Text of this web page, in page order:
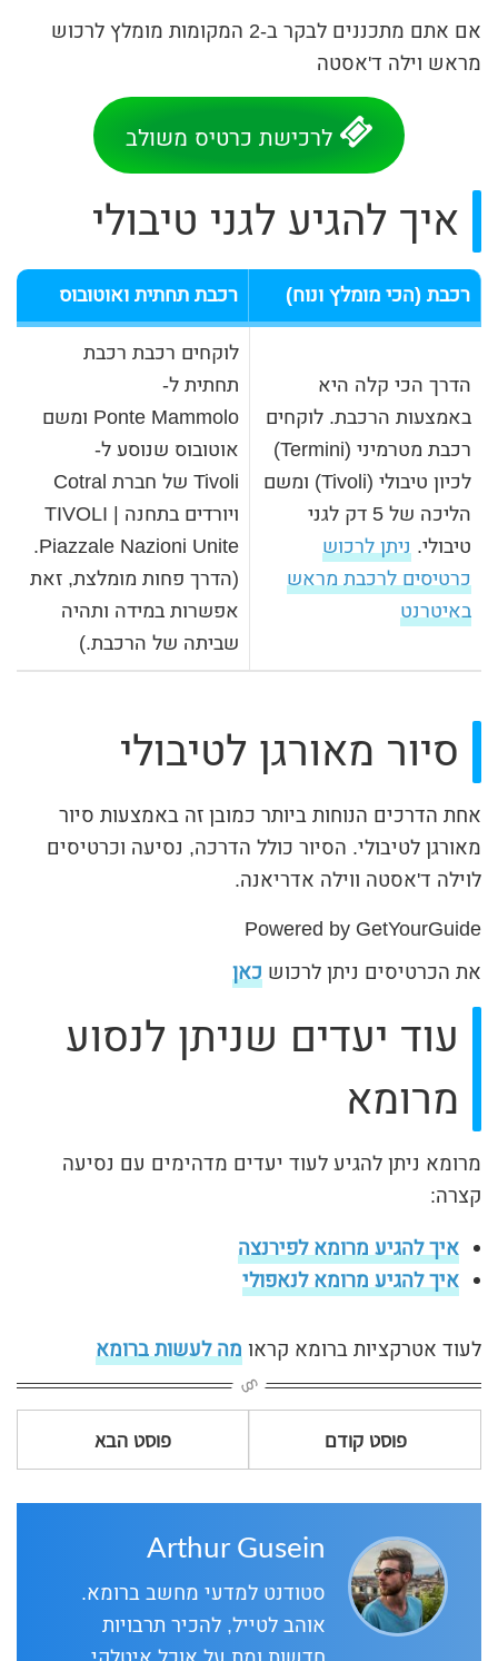
אם אתם מתכננים לבקר ב-2 המקומות מומלץ לרכוש
מראש וילה ד'אסטה
לרכישת כרטיס משולב
איך להגיע לגני טיבולי
רכבת (הכי מומלץ ונוח) רכבת תחתית ואוטובוס
הדרך הכי קלה היא
באמצעות הרכבת. לוקחים
רכבת מטרמיני (Termini)
לכיון טיבולי (Tivoli) ומשם
הליכה של 5 דק לגני
טיבולי. ניתן לרכוש
כרטיסים לרכבת מראש
באיטרנט
לוקחים רכבת רכבת
תחתית ל-
Ponte Mammolo ומשם
אוטובוס שנוסע ל-
Tivoli של חברת Cotral
ויורדים בתחנה TIVOLI |
Piazzale Nazioni Unite.
(הדרך פחות מומלצת, זאת
אפשרות במידה ותהיה
שביתה של הרכבת.)
סיור מאורגן לטיבולי
אחת הדרכים הנוחות ביותר כמובן זה באמצעות סיור
מאורגן לטיבולי. הסיור כולל הדרכה, נסיעה וכרטיסים
לוילה ד'אסטה ווילה אדריאנה.
Powered by GetYourGuide
את הכרטיסים ניתן לרכוש כאן
עוד יעדים שניתן לנסוע
מרומא
מרומא ניתן להגיע לעוד יעדים מדהימים עם נסיעה
קצרה:
איך להגיע מרומא לפירנצה
איך להגיע מרומא לנאפולי
לעוד אטרקציות ברומא קראו מה לעשות ברומא
פוסט קודם פוסט הבא
Arthur Gusein
סטודנט למדעי מחשב ברומא.
אוהב לטייל, להכיר תרבויות